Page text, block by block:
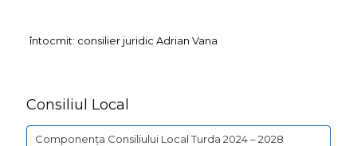
întocmit: consilier juridic Adrian Vana
Consiliul Local
Componența Consiliului Local Turda 2024 – 2028